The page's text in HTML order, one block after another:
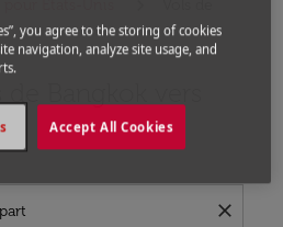
close
you agree to the storing of cookies
navigation, analyze site usage, and
Accept All Cookies